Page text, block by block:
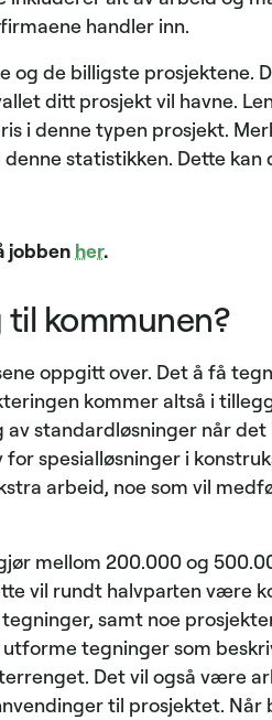
handler inn.
og de billigste prosjektene.
ditt prosjekt vil havne.
i denne typen prosjekt.
statistikken. Dette kan
jobben her.
kommunen?
oppgitt over. Det å få
kommer altså i
av standardløsninger når
spesialløsninger i
arbeid, noe som vil
mellom 200.000 og
vil rundt halvparten være
samt noe
tegninger som
Det vil også være
til prosjektet. Når